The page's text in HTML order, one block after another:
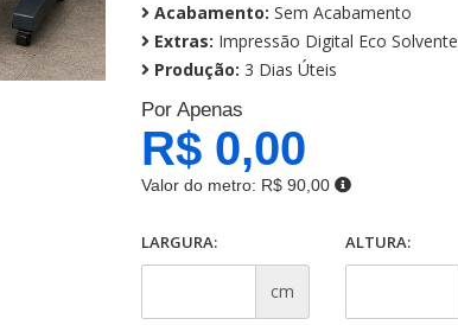
Acabamento: Sem Acabamento
Extras: Impressão Digital Eco Solvente
Produção: 3 Dias Úteis
Por Apenas
R$ 0,00
Valor do metro: R$ 90,00
LARGURA:
cm
ALTURA: